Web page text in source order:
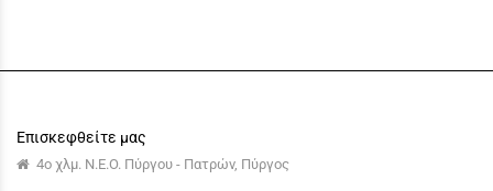
Επισκεφθείτε μας
4ο χλμ. Ν.Ε.Ο. Πύργου - Πατρών, Πύργος